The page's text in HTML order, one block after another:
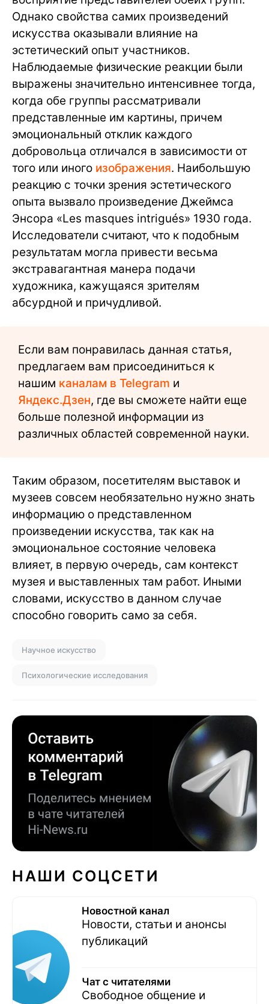
Однако свойства самих произведений
искусства оказывали влияние на
эстетический опыт участников.
Наблюдаемые физические реакции были
выражены значительно интенсивнее тогда,
когда обе группы рассматривали
представленные им картины, причем
эмоциональный отклик каждого
добровольца отличался в зависимости от
того или иного изображения. Наибольшую
реакцию с точки зрения эстетического
опыта вызвало произведение Джеймса
Энсора «Les masques intrigués» 1930 года.
Исследователи считают, что к подобным
результатам могла привести весьма
экстравагантная манера подачи
художника, кажущаяся зрителям
абсурдной и причудливой.
Если вам понравилась данная статья,
предлагаем вам присоединиться к
нашим каналам в Telegram и
Яндекс.Дзен, где вы сможете найти еще
больше полезной информации из
различных областей современной науки.
Таким образом, посетителям выставок и
музеев совсем необязательно нужно знать
информацию о представленном
произведении искусства, так как на
эмоциональное состояние человека
влияет, в первую очередь, сам контекст
музея и выставленных там работ. Иными
словами, искусство в данном случае
способно говорить само за себя.
Научное искусство
Психологические исследования
НАШИ СОЦСЕТИ
Новостной канал
Новости, статьи и анонсы
публикаций
Чат с читателями
Свободное общение и